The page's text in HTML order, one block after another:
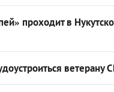
проходит в
ветерану